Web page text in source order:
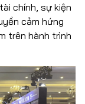
chính, sự kiện
cảm hứng
trên hành trình